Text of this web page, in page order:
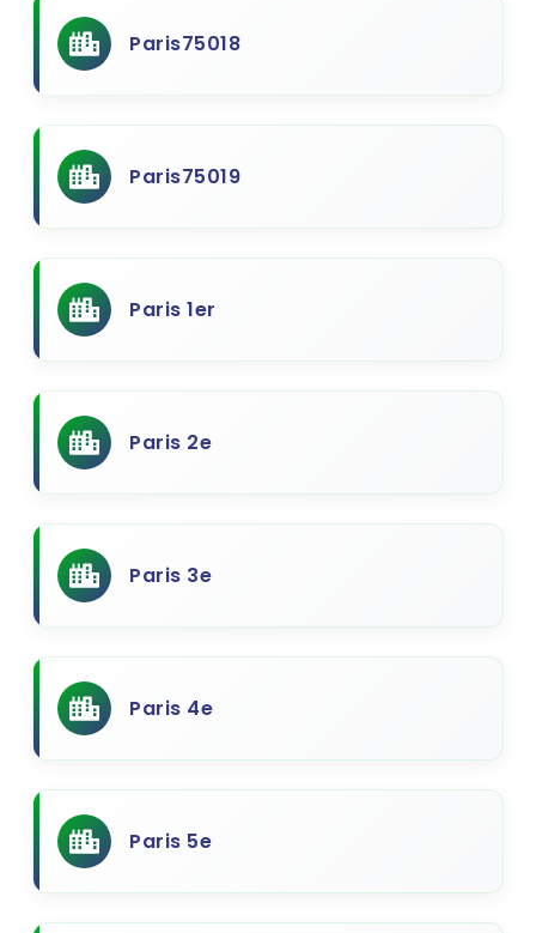
Paris75018
Paris75019
Paris 1er
Paris 2e
Paris 3e
Paris 4e
Paris 5e